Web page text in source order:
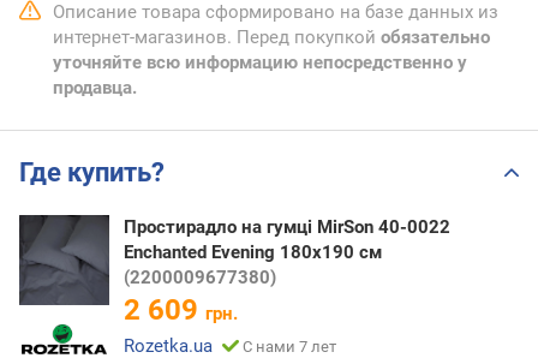
Описание товара сформировано на базе данных из
интернет-магазинов. Перед покупкой обязательно
уточняйте всю информацию непосредственно у
продавца.
Где купить?
Простирадло на гумці MirSon 40-0022
Enchanted Evening 180x190 см
(2200009677380)
2 609 грн.
Rozetka.ua
С нами 7 лет